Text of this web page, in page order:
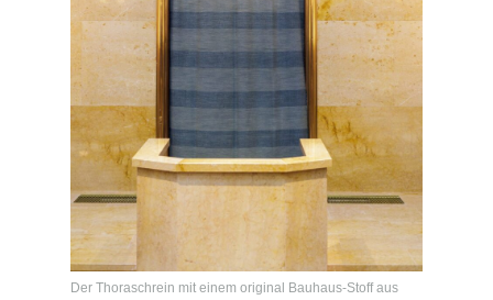
Der Thoraschrein mit einem original Bauhaus-Stoff aus